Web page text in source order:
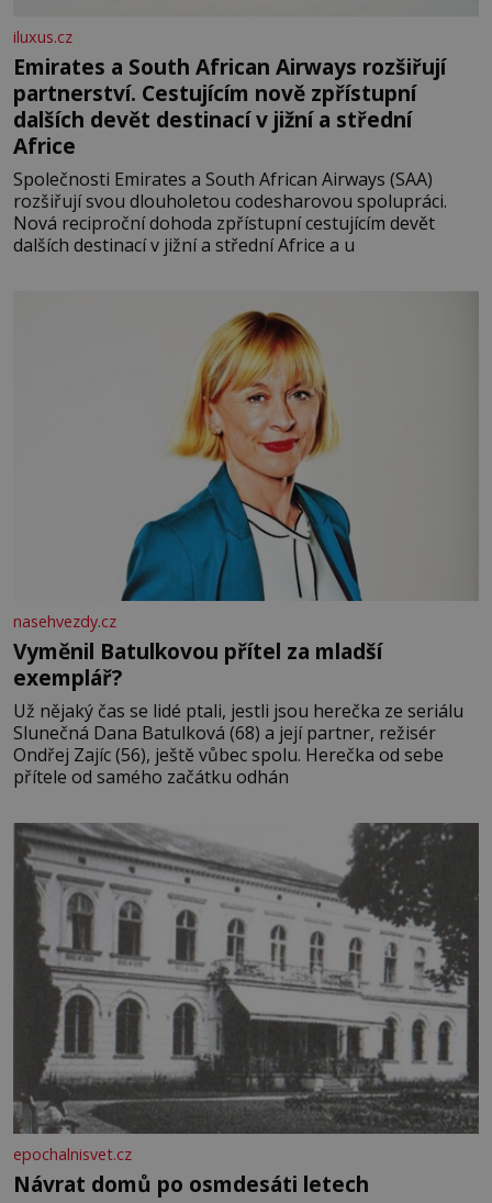
iluxus.cz
Emirates a South African Airways rozšiřují
partnerství. Cestujícím nově zpřístupní
dalších devět destinací v jižní a střední
Africe
Společnosti Emirates a South African Airways (SAA)
rozšiřují svou dlouholetou codesharovou spolupráci.
Nová reciproční dohoda zpřístupní cestujícím devět
dalších destinací v jižní a střední Africe a u
nasehvezdy.cz
Vyměnil Batulkovou přítel za mladší
exemplář?
Už nějaký čas se lidé ptali, jestli jsou herečka ze seriálu
Slunečná Dana Batulková (68) a její partner, režisér
Ondřej Zajíc (56), ještě vůbec spolu. Herečka od sebe
přítele od samého začátku odhán
epochalnisvet.cz
Návrat domů po osmdesáti letech